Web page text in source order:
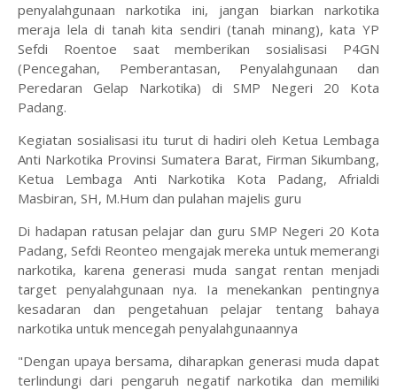
penyalahgunaan narkotika ini, jangan biarkan narkotika
meraja lela di tanah kita sendiri (tanah minang), kata YP
Sefdi Roentoe saat memberikan sosialisasi P4GN
(Pencegahan, Pemberantasan, Penyalahgunaan dan
Peredaran Gelap Narkotika) di SMP Negeri 20 Kota
Padang.
Kegiatan sosialisasi itu turut di hadiri oleh Ketua Lembaga
Anti Narkotika Provinsi Sumatera Barat, Firman Sikumbang,
Ketua Lembaga Anti Narkotika Kota Padang, Afrialdi
Masbiran, SH, M.Hum dan pulahan majelis guru
Di hadapan ratusan pelajar dan guru SMP Negeri 20 Kota
Padang, Sefdi Reonteo mengajak mereka untuk memerangi
narkotika, karena generasi muda sangat rentan menjadi
target penyalahgunaan nya. Ia menekankan pentingnya
kesadaran dan pengetahuan pelajar tentang bahaya
narkotika untuk mencegah penyalahgunaannya
"Dengan upaya bersama, diharapkan generasi muda dapat
terlindungi dari pengaruh negatif narkotika dan memiliki